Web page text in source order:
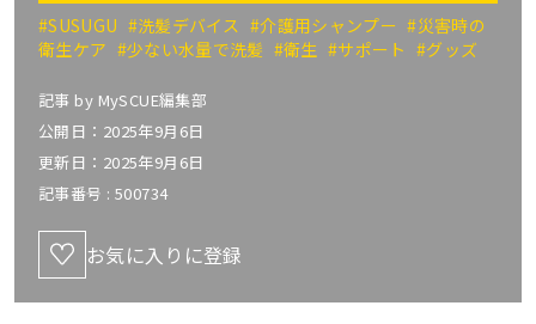
#SUSUGU #洗髪デバイス#介護用シャンプー#災害時の
衛生ケア #少ない水量で洗髪 #衛生#サポート#グッズ
記事 by MySCUE編集部
公開日：2025年9月6日
更新日：2025年9月6日
記事番号 : 500734
お気に入りに登録